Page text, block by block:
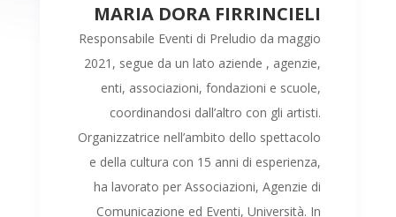
MARIA DORA FIRRINCIELI
Responsabile Eventi di Preludio da maggio
2021, segue da un lato aziende , agenzie,
enti, associazioni, fondazioni e scuole,
coordinandosi dall’altro con gli artisti.
Organizzatrice nell’ambito dello spettacolo
e della cultura con 15 anni di esperienza,
ha lavorato per Associazioni, Agenzie di
Comunicazione ed Eventi, Università. In